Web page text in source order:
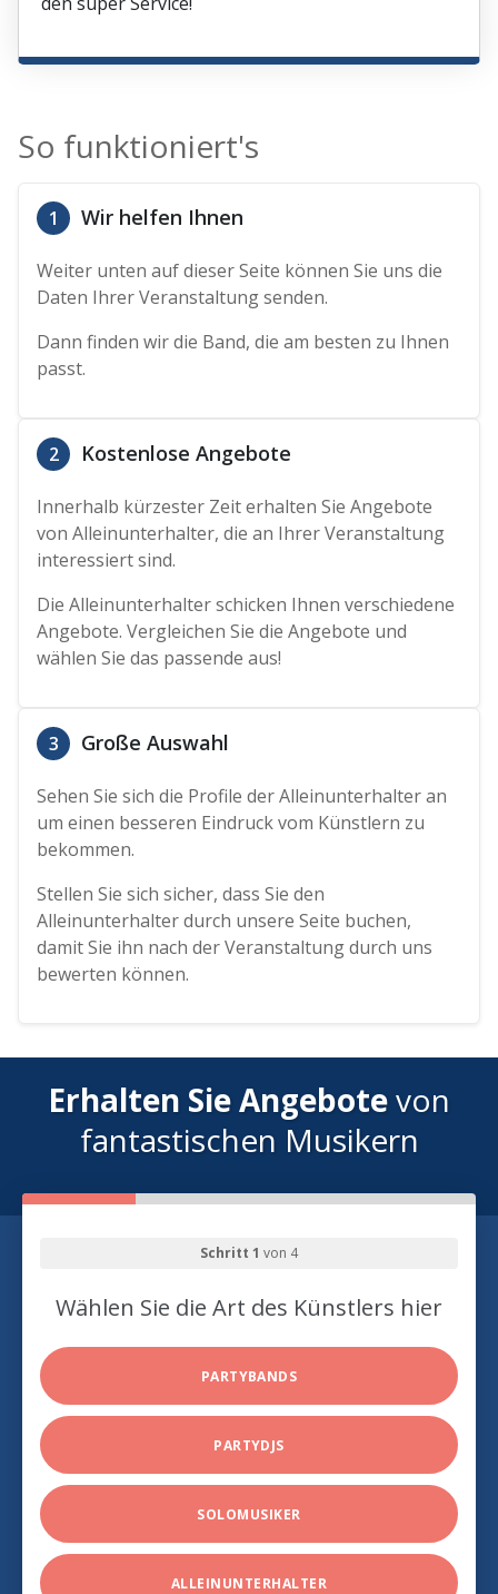
So funktioniert's
1 Wir helfen Ihnen
Weiter unten auf dieser Seite können Sie uns die
Daten Ihrer Veranstaltung senden.
Dann finden wir die Band, die am besten zu Ihnen
passt.
2 Kostenlose Angebote
Innerhalb kürzester Zeit erhalten Sie Angebote
von Alleinunterhalter, die an Ihrer Veranstaltung
interessiert sind.
Die Alleinunterhalter schicken Ihnen verschiedene
Angebote. Vergleichen Sie die Angebote und
wählen Sie das passende aus!
3 Große Auswahl
Sehen Sie sich die Profile der Alleinunterhalter an
um einen besseren Eindruck vom Künstlern zu
bekommen.
Stellen Sie sich sicher, dass Sie den
Alleinunterhalter durch unsere Seite buchen,
damit Sie ihn nach der Veranstaltung durch uns
bewerten können.
Erhalten Sie Angebotevon
fantastischen Musikern
Schritt 1 von 4
Wählen Sie die Art des Künstlers hier
PARTYBANDS
PARTYDJS
SOLOMUSIKER
ALLEINUNTERHALTER